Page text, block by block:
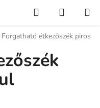
KeresésKOSÁR
Forgatható étkezőszék piros